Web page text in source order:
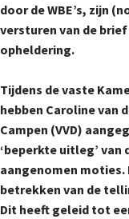
door de WBE’s, zijn
versturen van de
opheldering.
Tijdens de vaste
hebben Caroline van
Campen (VVD)
‘beperkte uitleg’ van
aangenomen
betrekken van de
Dit heeft geleid tot